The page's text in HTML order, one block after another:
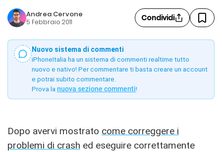
Andrea Cervone
5 Febbraio 2011 Condividi
Nuovo sistema di commenti
iPhoneItalia ha un sistema di commenti realtime tutto
nuovo e nativo! Per commentare ti basta creare un account
e potrai subito commentare.
Prova la nuova sezione commenti!
Dopo avervi mostrato come correggere i
problemi di crash ed eseguire correttamente